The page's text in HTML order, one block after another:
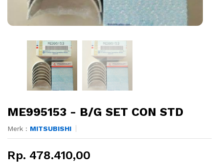
ME995153 - B/G SET CON STD
Merk : MITSUBISHI
Rp. 478.410,00